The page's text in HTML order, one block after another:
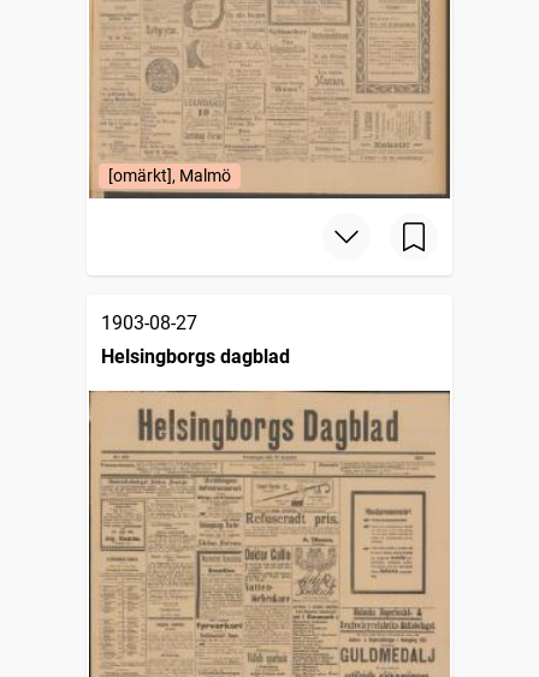
[omärkt], Malmö
1903-08-27
Helsingborgs dagblad